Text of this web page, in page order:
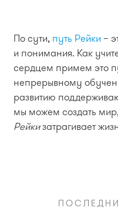
По сути, путь Рейки –
и понимания. Как
сердцем примем это
непрерывному
развитию
мы можем создать
Рейкизатрагивает